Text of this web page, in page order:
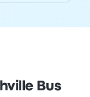
Bus